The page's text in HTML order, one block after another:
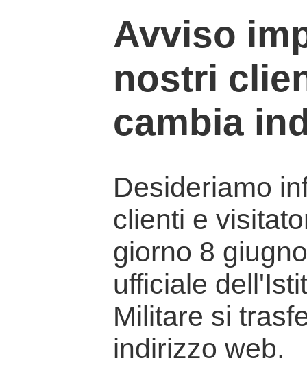
Avviso
nostri
cambia
Desideriamo
clienti e
giorno 8
ufficiale
Militare si
indirizzo web.